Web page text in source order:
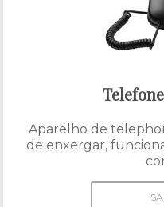
Aparelho de
de enxergar,